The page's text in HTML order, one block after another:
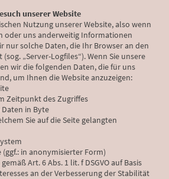
unserer Website
Nutzung unserer Website, also wenn
oder uns anderweitig Informationen
nur solche Daten, die Ihr Browser an den
„Server-Logfiles“). Wenn Sie unsere
wir die folgenden Daten, die für uns
um Ihnen die Website anzuzeigen:
Zeitpunkt des Zugriffes
in Byte
Sie auf die Seite gelangten
(ggf.: in anonymisierter Form)
Art. 6 Abs. 1 lit. f DSGVO auf Basis
an der Verbesserung der Stabilität